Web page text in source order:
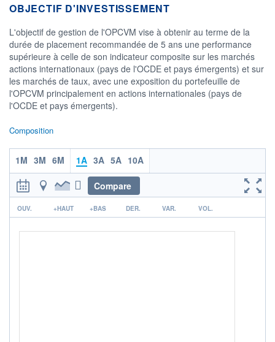
05/12 27/03 24/07
1 350
1 400
1 450
CATÉGORIE MORNINGSTAR
TARIFS PRIVILÉGIÉS 0%
ÉLIGIBILITÉ
PEA PEA-PME BOURSOVIE LUX
CTO BUSINESS
Non éligible Boursobank
ACTIF NET (EUR)
OBJECTIF D'INVESTISSEMENT
L'objectif de gestion de l'OPCVM vise à obtenir au terme de la
durée de placement recommandée de 5 ans une performance
supérieure à celle de son indicateur composite sur les marchés
actions internationaux (pays de l'OCDE et pays émergents) et sur
les marchés de taux, avec une exposition du portefeuille de
l'OPCVM principalement en actions internationales (pays de
l'OCDE et pays émergents).
Composition
1M 3M 6M 1A 3A 5A 10A
Compare
r
OUV. +HAUT +BAS DER. VAR. VOL.